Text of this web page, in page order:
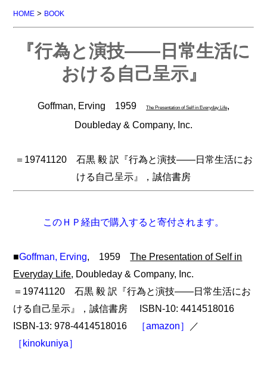
HOME > BOOK
『行為と演技――日常生活に
おける自己呈示』
Goffman, Erving 1959 The Presentation of Self in Everyday Life,
Doubleday & Company, Inc.
＝19741120 石黒 毅 訳『行為と演技――日常生活にお
ける自己呈示』，誠信書房
このＨＰ経由で購入すると寄付されます。
■Goffman, Erving, 1959The Presentation of Self in
Everyday Life, Doubleday & Company, Inc.
＝19741120 石黒 毅 訳『行為と演技――日常生活にお
ける自己呈示』，誠信書房 ISBN-10: 4414518016
ISBN-13: 978-4414518016
［amazon］
／
［kinokuniya］